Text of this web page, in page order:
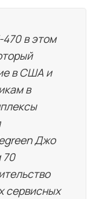
в этом
в США и
в
Джо
70
сервисных